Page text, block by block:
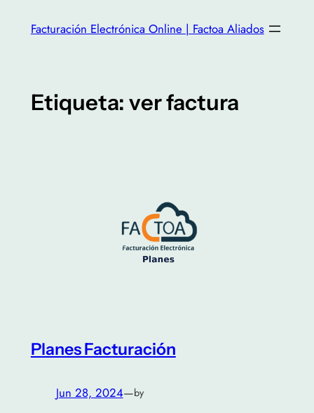
Facturación Electrónica Online | Factoa Aliados
Etiqueta: ver factura
Planes Facturación
Jun 28, 2024—by